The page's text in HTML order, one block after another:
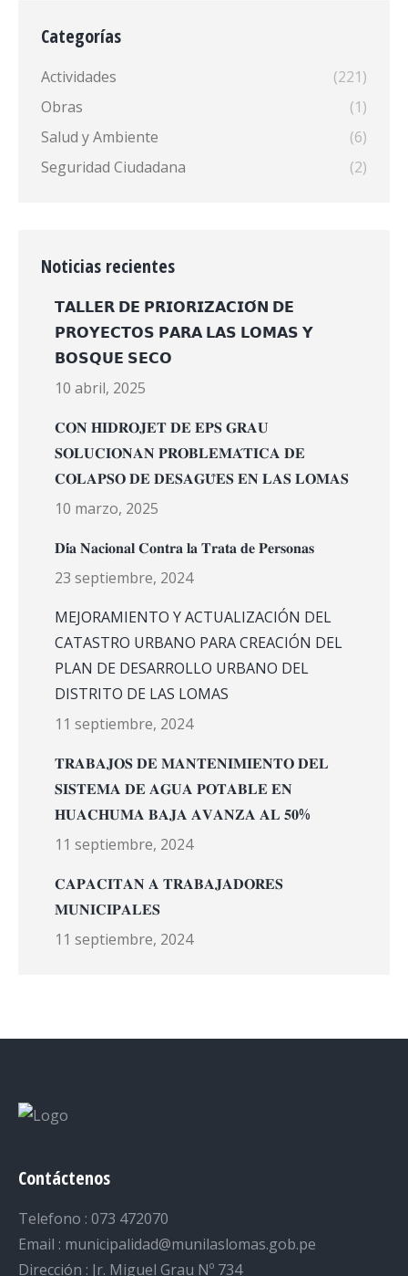
Categorías
Actividades
(221)
Obras
(1)
Salud y Ambiente
(6)
Seguridad Ciudadana
(2)
Noticias recientes
𝗧𝗔𝗟𝗟𝗘𝗥 𝗗𝗘 𝗣𝗥𝗜𝗢𝗥𝗜𝗭𝗔𝗖𝗜𝗢́𝗡 𝗗𝗘
𝗣𝗥𝗢𝗬𝗘𝗖𝗧𝗢𝗦 𝗣𝗔𝗥𝗔 𝗟𝗔𝗦 𝗟𝗢𝗠𝗔𝗦 𝗬
𝗕𝗢𝗦𝗤𝗨𝗘 𝗦𝗘𝗖𝗢
10 abril, 2025
𝐂𝐎𝐍 𝐇𝐈𝐃𝐑𝐎𝐉𝐄𝐓 𝐃𝐄 𝐄𝐏𝐒 𝐆𝐑𝐀𝐔
𝐒𝐎𝐋𝐔𝐂𝐈𝐎𝐍𝐀𝐍 𝐏𝐑𝐎𝐁𝐋𝐄𝐌𝐀́𝐓𝐈𝐂𝐀 𝐃𝐄
𝐂𝐎𝐋𝐀𝐏𝐒𝐎 𝐃𝐄 𝐃𝐄𝐒𝐀𝐆𝐔̈𝐄𝐒 𝐄𝐍 𝐋𝐀𝐒 𝐋𝐎𝐌𝐀𝐒
10 marzo, 2025
𝐃𝐢́𝐚 𝐍𝐚𝐜𝐢𝐨𝐧𝐚𝐥 𝐂𝐨𝐧𝐭𝐫𝐚 𝐥𝐚 𝐓𝐫𝐚𝐭𝐚 𝐝𝐞 𝐏𝐞𝐫𝐬𝐨𝐧𝐚𝐬
23 septiembre, 2024
MEJORAMIENTO Y ACTUALIZACIÓN DEL
CATASTRO URBANO PARA CREACIÓN DEL
PLAN DE DESARROLLO URBANO DEL
DISTRITO DE LAS LOMAS
11 septiembre, 2024
𝐓𝐑𝐀𝐁𝐀𝐉𝐎𝐒 𝐃𝐄 𝐌𝐀𝐍𝐓𝐄𝐍𝐈𝐌𝐈𝐄𝐍𝐓𝐎 𝐃𝐄𝐋
𝐒𝐈𝐒𝐓𝐄𝐌𝐀 𝐃𝐄 𝐀𝐆𝐔𝐀 𝐏𝐎𝐓𝐀𝐁𝐋𝐄 𝐄𝐍
𝐇𝐔𝐀𝐂𝐇𝐔𝐌𝐀 𝐁𝐀𝐉𝐀 𝐀𝐕𝐀𝐍𝐙𝐀 𝐀𝐋 𝟓𝟎%
11 septiembre, 2024
𝐂𝐀𝐏𝐀𝐂𝐈𝐓𝐀𝐍 𝐀 𝐓𝐑𝐀𝐁𝐀𝐉𝐀𝐃𝐎𝐑𝐄𝐒
𝐌𝐔𝐍𝐈𝐂𝐈𝐏𝐀𝐋𝐄𝐒
11 septiembre, 2024
Contáctenos
Telefono : 073 472070
Email : municipalidad@munilaslomas.gob.pe
Dirección : Jr. Miguel Grau Nº 734